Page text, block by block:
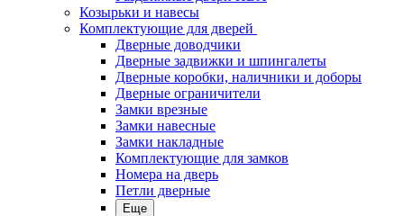
Козырьки и навесы
Комплектующие для дверей
Дверные доводчики
Дверные задвижки и шпингалеты
Дверные коробки, наличники и доборы
Дверные ограничители
Замки врезные
Замки навесные
Замки накладные
Комплектующие для замков
Номера на дверь
Петли дверные
Еще